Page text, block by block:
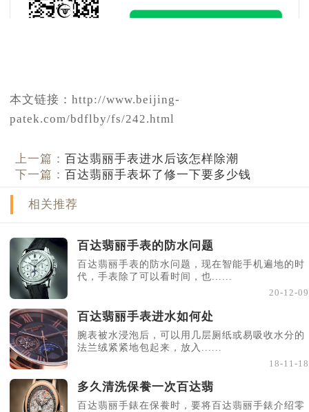
本文链接：http://www.beijing-
patek.com/bdflby/fs/242.html
上一篇：百达翡丽手表进水后该怎样除潮
下一篇：百达翡丽手表坏了修一下要多少钱
相关推荐
百达翡丽手表的防水问题
百达翡丽手表的防水问题，现在智能手机遍地的时
代，手表除了可以看时间，也......
20-12-09
百达翡丽手表进水如何处
腕表被水浸泡后，可以用几层厕纸或易吸收水分的
法兰绒紧紧地包起来，放入......
18-11-18
多久清洗保飬一次百达翡
百达翡丽手錶在保飬时，要将百达翡丽手錶介绍零